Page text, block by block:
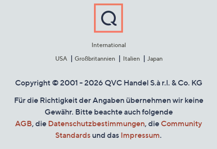
International
USA
Großbritannien Italien Japan
Copyright © 2001 - 2026 QVC Handel S.à r.l. & Co. KG
Für die Richtigkeit der Angaben übernehmen wir keine
Gewähr. Bitte beachte auch folgende
AGB, die Datenschutzbestimmungen, die Community
Standards und das Impressum.